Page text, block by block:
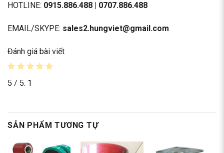
HOTLINE: 0915.886.488 0707.886.488
EMAIL/SKYPE: sales2.hungviet@gmail.com
Đánh giá bài viết
5 / 5. 1
SẢN PHẨM TƯƠNG TỰ